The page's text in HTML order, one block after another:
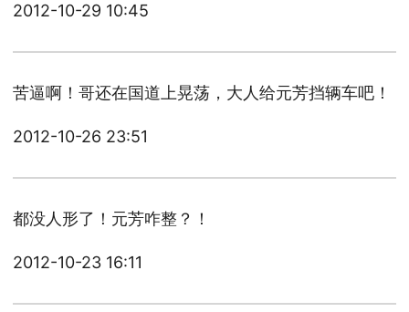
2012-10-29 10:45
苦逼啊！哥还在国道上晃荡，大人给元芳挡辆车吧！
2012-10-26 23:51
都没人形了！元芳咋整？！
2012-10-23 16:11